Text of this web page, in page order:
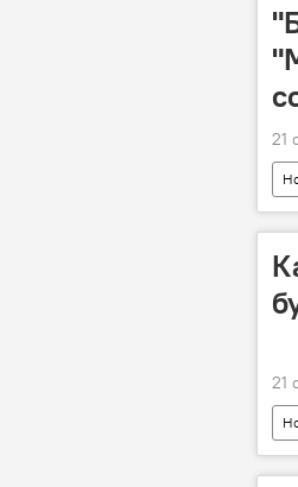
21
21